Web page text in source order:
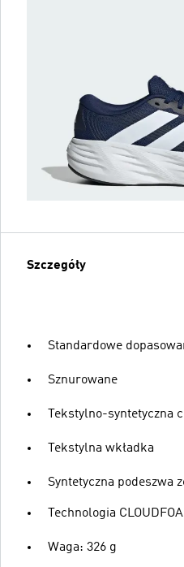
Szczegóły
Standardowe
Sznurowane
Tekstylno-syntetyczna
Tekstylna wkładka
Syntetyczna podeszwa
Technologia
Waga: 326 g